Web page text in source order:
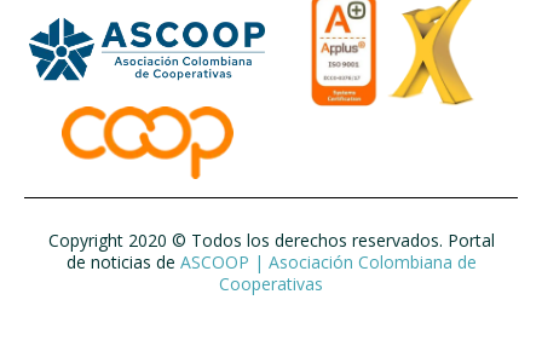
Copyright 2020 © Todos los derechos reservados. Portal
de noticias de ASCOOP | Asociación Colombiana de
Cooperativas